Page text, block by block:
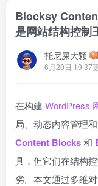
Blocksy
是网站结构控制
托尼屎大颗
6月20日 19:37
在构建 WordPress
局、动态内容管理
Content Blocks和
具，但它们在结构
劣。本文通过多维